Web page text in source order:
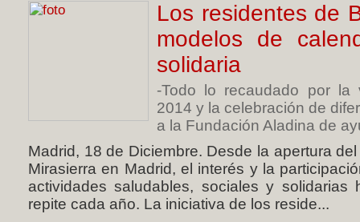
Los residentes de
modelos de
solidaria
-Todo lo recaudado por la
2014 y la celebración de
a la Fundación Aladina de
Madrid, 18 de Diciembre. Desde la apertura
Mirasierra en Madrid, el interés y la
actividades saludables, sociales y
repite cada año. La iniciativa de los reside...